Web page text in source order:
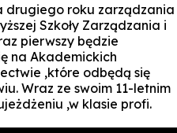
drugiego roku zarządzania
Szkoły Zarządzania i
pierwszy będzie
na Akademickich
,które odbędą się
Wraz ze swoim 11-letnim
,w klasie profi.